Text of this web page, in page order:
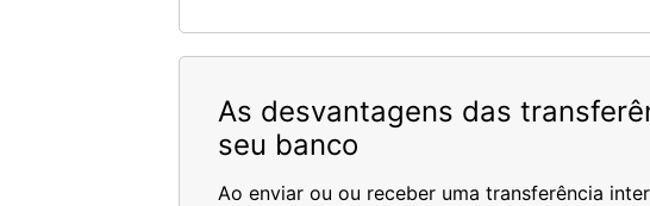
As desvantagens das
seu banco
Ao enviar ou ou receber uma transferência